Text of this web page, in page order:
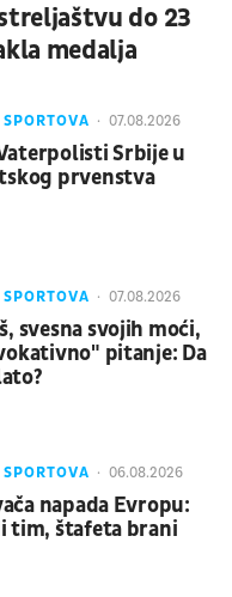
do 23
medalja
07.08.2026
Srbije u
prvenstva
07.08.2026
svesna svojih moći,
pitanje: Da
06.08.2026
napada Evropu:
tim, štafeta brani